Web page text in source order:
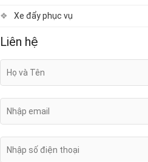
Xe đẩy phục vụ
Liên hệ